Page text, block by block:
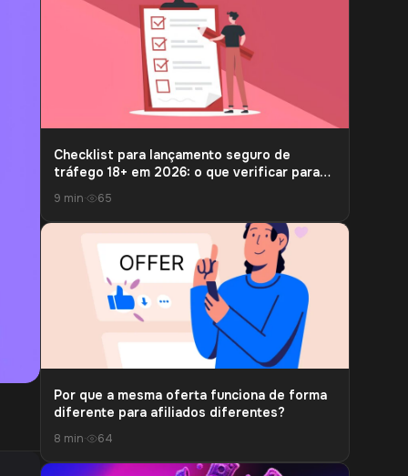
Checklist para lançamento seguro de
tráfego 18+ em 2026: o que verificar para
9 min· 65
Por que a mesma oferta funciona de forma
diferente para afiliados diferentes?
8 min· 64